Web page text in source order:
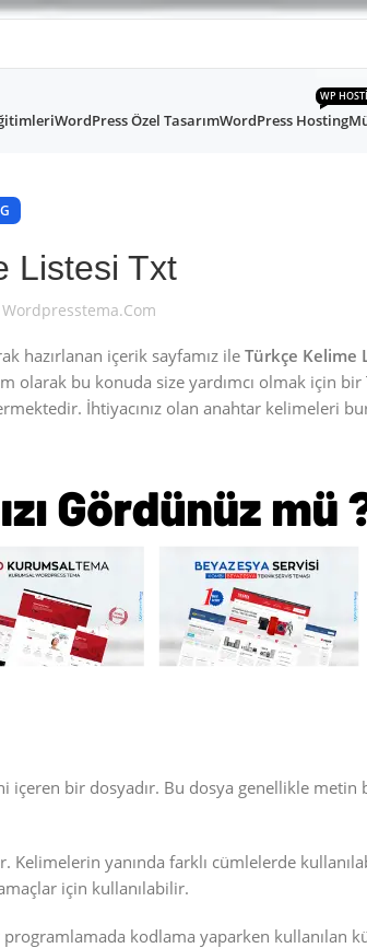
WordPress Özel TasarımWordPress Hosting
WP
Listesi Txt
Wordpresstema.com
hazırlanan içerik sayfamız ile Türkçe Kelime
olarak bu konuda size yardımcı olmak için
İhtiyacınız olan anahtar kelimeleri
bir dosyadır. Bu dosya genellikle metin
Kelimelerin yanında farklı cümlelerde
için kullanılabilir.
kodlama yaparken kullanılan